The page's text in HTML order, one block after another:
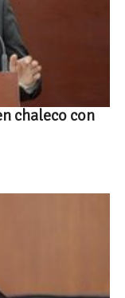
chaleco con